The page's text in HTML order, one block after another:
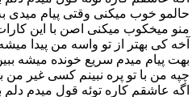
حالمو خوب میکنی وقتی پیام میدی
منو میخکوب میکنی اصن با این
آخه کی بهتر از تو واسه من پیدا
بهت پیام میدم سریع خونده میشه
چپه من با تو پره نبینم کسی غیر
اگه عاشقم کاره توئه قول میدم دلم